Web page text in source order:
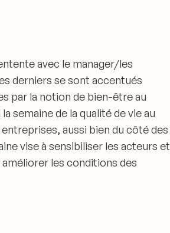
avec le manager/les
derniers se sont accentués
par la notion de bien-être au
semaine de la qualité de vie au
aussi bien du côté des
vise à sensibiliser les acteurs et
les conditions des